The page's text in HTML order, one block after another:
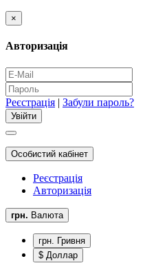
×
Авторизація
Реєстрація | Забули пароль?
Особистий кабінет
Реєстрація
Авторизація
грн. Валюта
грн. Гривня
$ Доллар